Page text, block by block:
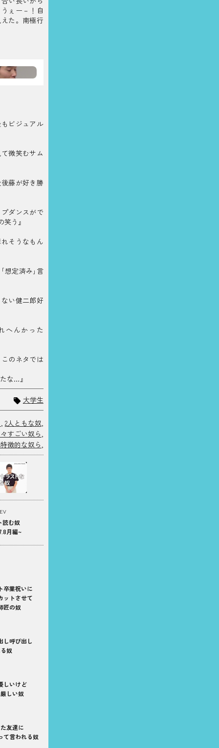
ぇー－！自
た。南極行
ビジュアル
微笑むサム
藤が好き勝
ダンスがで
う』
そうなもん
想定済み｣言
い健二郎好
へんかった
のネタでは
な…』
大学生
, 2人ともな奴,
すごい奴ら,
徴的な奴ら,
読む奴
月編~
卒業祝いに
ットさせて
匠の奴
し呼び出し
奴
しいけど
しい奴
友達に
て言われる奴